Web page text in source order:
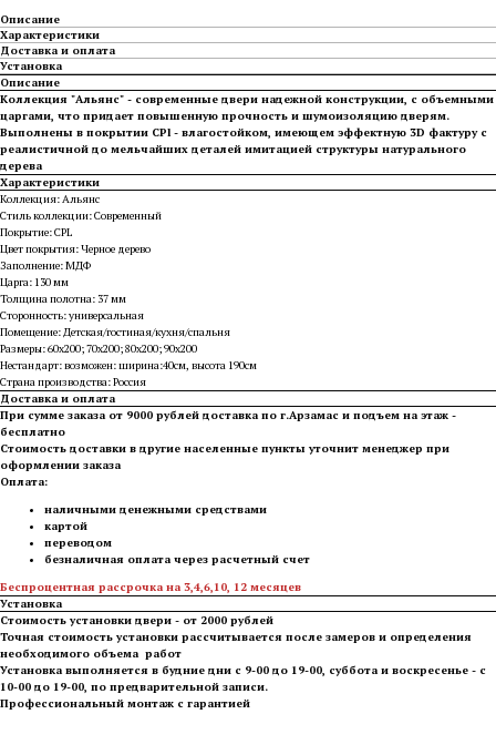
Описание
Характеристики
Доставка и оплата
Установка
Описание
Коллекция "Альянс" - современные двери надежной конструкции, с объемными
царгами, что придает повышенную прочность и шумоизоляцию дверям.
Выполнены в покрытии CPl - влагостойком, имеющем эффектную 3D фактуру с
реалистичной до мельчайших деталей имитацией структуры натурального
дерева
Характеристики
Коллекция: Альянс
Стиль коллекции: Современный
Покрытие: CPL
Цвет покрытия: Черное дерево
Заполнение: МДФ
Царга: 130 мм
Толщина полотна: 37 мм
Сторонность: универсальная
Помещение: Детская/гостиная/кухня/спальня
Размеры: 60х200; 70х200; 80х200; 90х200
Нестандарт: возможен: ширина:40см, высота 190см
Страна производства: Россия
Доставка и оплата
При сумме заказа от 9000 рублей доставка по г.Арзамас и подъем на этаж -
бесплатно
Стоимость доставки в другие населенные пункты уточнит менеджер при
оформлении заказа
Оплата:
наличными денежными средствами
картой
переводом
безналичная оплата через расчетный счет
Беспроцентная рассрочка на 3,4,6,10, 12 месяцев
Установка
Стоимость установки двери - от 2000 рублей
Точная стоимость установки рассчитывается после замеров и определения
необходимого объема работ
Установка выполняется в будние дни с 9-00 до 19-00, суббота и воскресенье - с
10-00 до 19-00, по предварительной записи.
Профессиональный монтаж с гарантией